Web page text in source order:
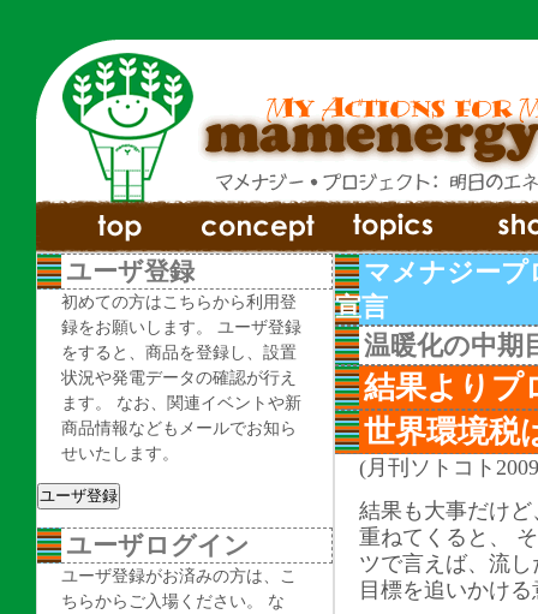
ユーザ登録
初めての方はこちらから利用登
録をお願いします。 ユーザ登録
をすると、商品を登録し、設置
状況や発電データの確認が行え
ます。 なお、関連イベントや新
商品情報などもメールでお知ら
せいたします。
ユーザログイン
ユーザ登録がお済みの方は、こ
ちらからご入場ください。 な
マメナジープ
宣言
温暖化の中期
結果よりプ
世界環境税
(月刊ソトコト
結果も大事だけ
重ねてくると、
ツで言えば、流
目標を追いかけ